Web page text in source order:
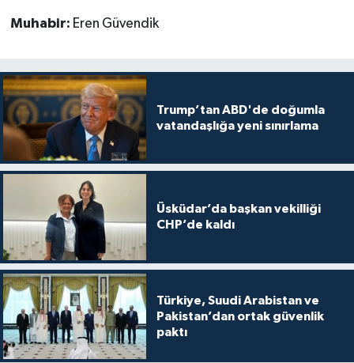
Muhabir: Eren Güvendik
Trump’tan ABD'de doğumla
vatandaşlığa yeni sınırlama
Üsküdar’da başkan vekilliği
CHP’de kaldı
Türkiye, Suudi Arabistan ve
Pakistan’dan ortak güvenlik
paktı